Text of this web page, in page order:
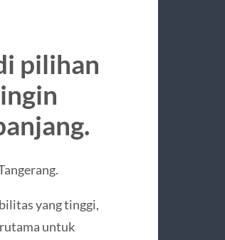
pilihan
yang tinggi,
untuk